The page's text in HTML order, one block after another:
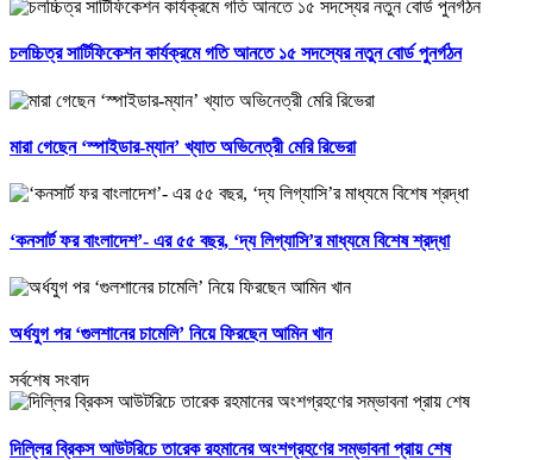
চলচ্চিত্র সার্টিফিকেশন কার্যক্রমে গতি আনতে ১৫ সদস্যের নতুন বোর্ড পুনর্গঠন
মারা গেছেন ‘স্পাইডার-ম্যান’ খ্যাত অভিনেত্রী মেরি রিভেরা
‘কনসার্ট ফর বাংলাদেশ’- এর ৫৫ বছর, ‘দ্য লিগ্যাসি’র মাধ্যমে বিশেষ শ্রদ্ধা
অর্ধযুগ পর ‘গুলশানের চামেলি’ নিয়ে ফিরছেন আমিন খান
সর্বশেষ সংবাদ
দিল্লির ব্রিকস আউটরিচে তারেক রহমানের অংশগ্রহণের সম্ভাবনা প্রায় শেষ